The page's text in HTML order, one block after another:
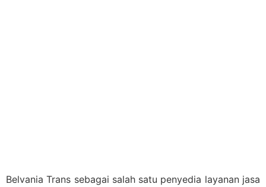
Belvania Trans sebagai salah satu penyedia layanan jasa